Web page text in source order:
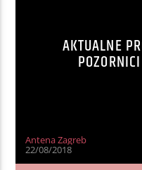
AKTUALNE
Antena Zagreb
22/08/2018